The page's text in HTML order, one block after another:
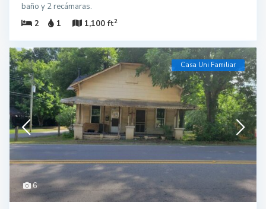
baño y 2 recámaras.
2
1 1,100 ft2
6
Casa Uni Familiar